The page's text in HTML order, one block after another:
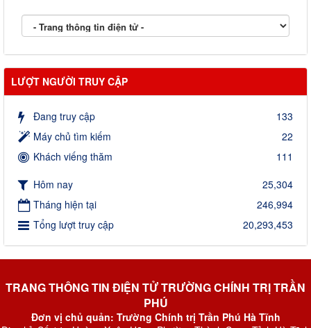
LƯỢT NGƯỜI TRUY CẬP
Đang truy cập
133
Máy chủ tìm kiếm
22
Khách viếng thăm
111
Hôm nay
25,304
Tháng hiện tại
246,994
Tổng lượt truy cập
20,293,453
TRANG THÔNG TIN ĐIỆN TỬ TRƯỜNG CHÍNH TRỊ TRẦN
PHÚ
Đơn vị chủ quản: Trường Chính trị Trần Phú Hà Tĩnh